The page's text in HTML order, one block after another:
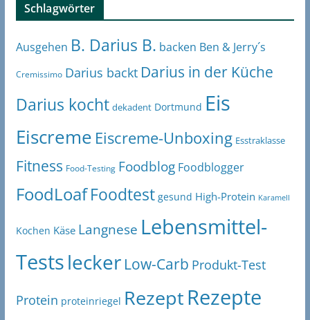
Schlagwörter
Ausgehen B. Darius B. backen Ben & Jerry´s
Cremissimo Darius backt Darius in der Küche
Darius kocht dekadent Dortmund Eis
Eiscreme Eiscreme-Unboxing Esstraklasse
Fitness Food-Testing Foodblog Foodblogger
FoodLoaf Foodtest gesund High-Protein Karamell
Kochen Käse Langnese Lebensmittel-
Testslecker Low-Carb Produkt-Test
Protein proteinriegel RezeptRezepte